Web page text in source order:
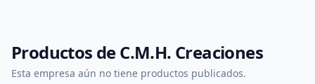
Productos deC.M.H. Creaciones
Esta empresa aún no tiene productos publicados.